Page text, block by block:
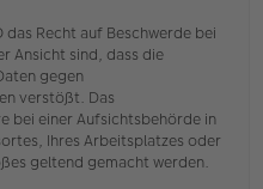
das Recht auf Beschwerde bei
Ansicht sind, dass die
gegen
verstößt. Das
bei einer Aufsichtsbehörde in
Ihres Arbeitsplatzes oder
geltend gemacht werden.